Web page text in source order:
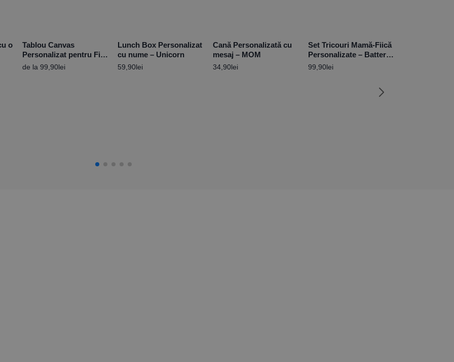
o
Tablou Canvas
Personalizat pentru Fini,
cu 2 poze și mesaj –
de la 99,90lei
Lunch Box Personalizat
cu nume – Unicorn
59,90lei
Cană Personalizată cu
mesaj – MOM
34,90lei
Set Tricouri Mamă-Fiică
Personalizate – Battery
Low
99,90lei